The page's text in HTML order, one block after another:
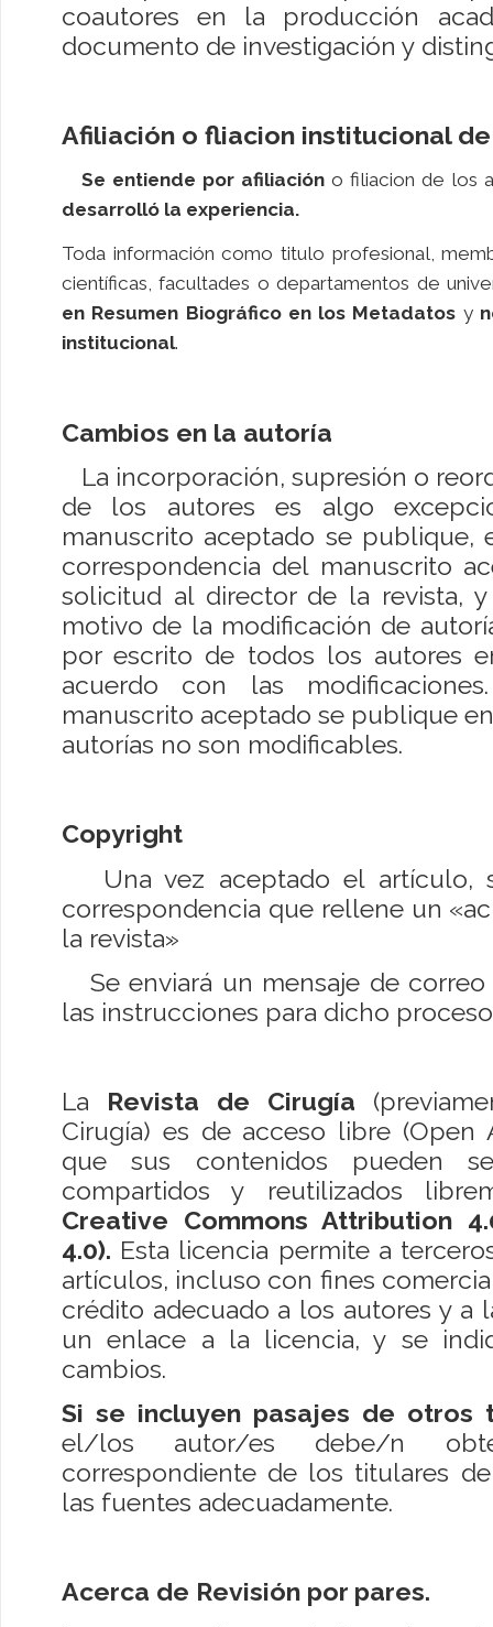
coautores en la producción
documento de investigación y
Afiliación o fliacion institucional
Se entiende por afiliación o filiacion de los
desarrolló la experiencia.
Toda información como titulo profesional,
científicas, facultades o departamentos de
en Resumen Biográfico en los Metadatos y
institucional.
Cambios en la autoría
La incorporación, supresión o
de los autores es algo
manuscrito aceptado se publique,
correspondencia del manuscrito
solicitud al director de la revista,
motivo de la modificación de
por escrito de todos los autores
acuerdo con las
manuscrito aceptado se publique
autorías no son modificables.
Copyright
Una vez aceptado el artículo,
correspondencia que rellene un
la revista»
Se enviará un mensaje de
las instrucciones para dicho
La Revista de Cirugía
Cirugía) es de acceso libre (Open
que sus contenidos pueden
compartidos y reutilizados
Creative Commons Attribution
4.0). Esta licencia permite a
artículos, incluso con fines
crédito adecuado a los autores y a
un enlace a la licencia, y se
cambios.
Si se incluyen pasajes de otros
el/los autor/es debe/n
correspondiente de los titulares
las fuentes adecuadamente.
Acerca de Revisión por pares.